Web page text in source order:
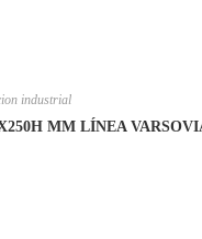
industrial
MM LÍNEA